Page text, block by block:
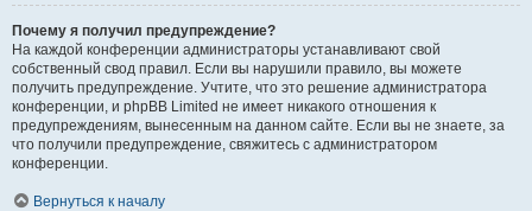
Почему я получил предупреждение?
На каждой конференции администраторы устанавливают свой
собственный свод правил. Если вы нарушили правило, вы можете
получить предупреждение. Учтите, что это решение администратора
конференции, и phpBB Limited не имеет никакого отношения к
предупреждениям, вынесенным на данном сайте. Если вы не знаете, за
что получили предупреждение, свяжитесь с администратором
конференции.
Вернуться к началу